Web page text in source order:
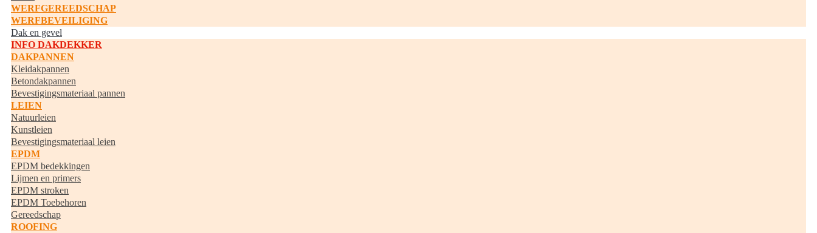
WERFGEREEDSCHAP
WERFBEVEILIGING
Dak en gevel
INFO DAKDEKKER
DAKPANNEN
Kleidakpannen
Betondakpannen
Bevestigingsmateriaal pannen
LEIEN
Natuurleien
Kunstleien
Bevestigingsmateriaal leien
EPDM
EPDM bedekkingen
Lijmen en primers
EPDM stroken
EPDM Toebehoren
Gereedschap
ROOFING